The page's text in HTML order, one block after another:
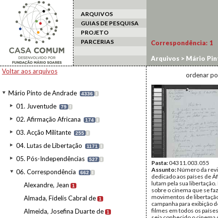
ARQUIVOS
GUIAS DE PESQUISA
PROJETO
PARCERIAS
Voltar aos arquivos
Mário Pinto de Andrade 4336 I
01. Juventude 79 I
02. Afirmação Africana 174 I
03. Acção Militante 255 I
04. Lutas de Libertação 1171 I
05. Pós-Independências 527 I
06. Correspondência 662 I
Alexandre, Jean 1
Almada, Fidelis Cabral de 1
Almeida, Josefina Duarte de 1
Correspondência: 1
Arquivos > Mário
ordenar
Pasta:04311.003.055
Assunto:Número da
dedicado aos países de
lutam pela sua
sobre o cinema que se
movimentos de
campanha para exibição
filmes em todos os